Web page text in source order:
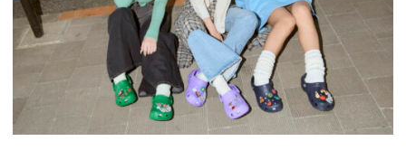
も好相性♡
05. クロックスな
らスポアイテム
を合わせた制服
っぽスタイルに
もハマる！
06. ピンクの厚底